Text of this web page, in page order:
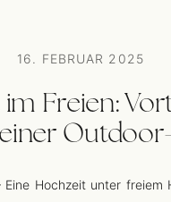
16. FEBRUAR 2025
Freien:
Eine Hochzeit unter freiem